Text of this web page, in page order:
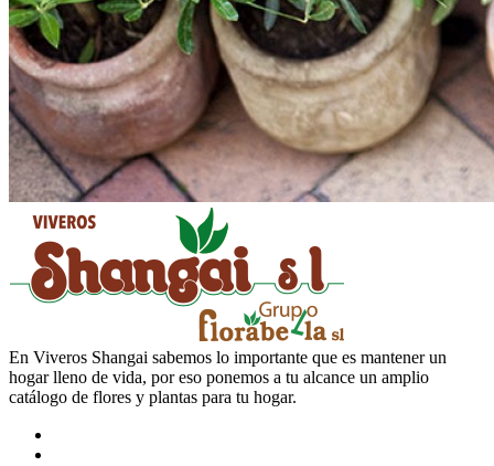
En Viveros Shangai sabemos lo importante que es mantener un
hogar lleno de vida, por eso ponemos a tu alcance un amplio
catálogo de flores y plantas para tu hogar.